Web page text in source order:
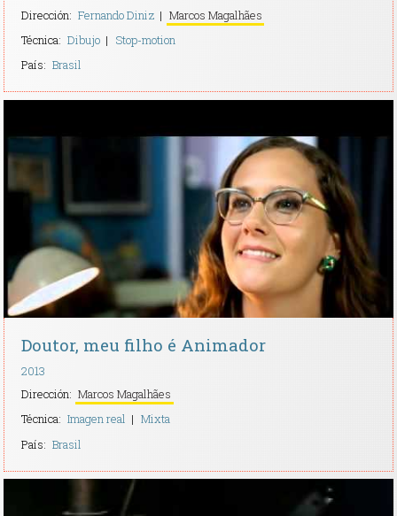
Dirección: Fernando Diniz
Marcos Magalhães
Técnica: Dibujo
Stop-motion
País: Brasil
Doutor, meu filho é Animador
2013
Dirección: Marcos Magalhães
Técnica: Imagen real
Mixta
País: Brasil